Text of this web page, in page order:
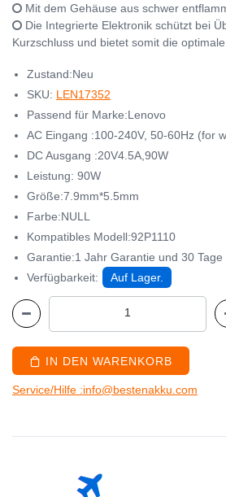
Mit dem Gehäuse aus schwer
Die Integrierte Elektronik schützt bei
Kurzschluss und bietet somit die optimale
Zustand:Neu
SKU: LEN17352
Passend für Marke:Lenovo
AC Eingang :100-240V, 50-60Hz (for
DC Ausgang :20V4.5A,90W
Leistung: 90W
Größe:7.9mm*5.5mm
Farbe:NULL
Kompatibles Modell:92P1110
Garantie:1 Jahr Garantie und 30
Verfügbarkeit:
Auf Lager.
IN DEN WARENKORB
Service/Hilfe :info@bestenakku.com